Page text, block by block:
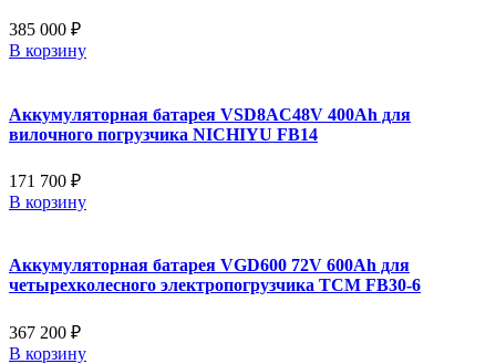
385 000 ₽
В корзину
Аккумуляторная батарея VSD8AC48V 400Ah для
вилочного погрузчика NICHIYU FB14
171 700 ₽
В корзину
Аккумуляторная батарея VGD600 72V 600Ah для
четырехколесного электропогрузчика TCM FB30-6
367 200 ₽
В корзину